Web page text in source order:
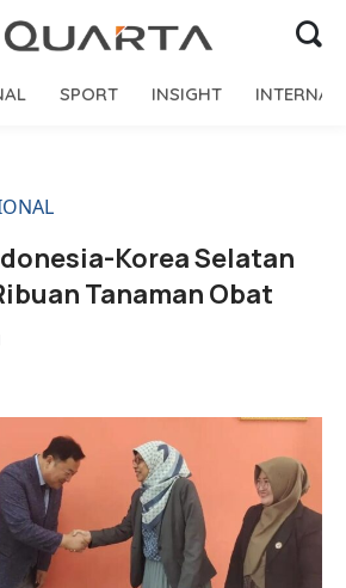
SPORT INSIGHT
Korea Selatan
Tanaman Obat